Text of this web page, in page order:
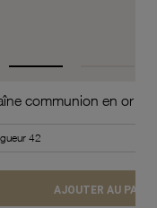
AJOUTER AU